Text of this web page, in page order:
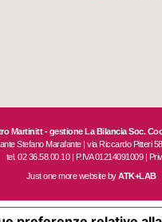
Martinitt - gestione La Bilancia Soc.
Stefano Marafante | via Riccardo Pitteri
tel. 02 36.58.00.10 | P.IVA 01214091009 |
Just one more website byATK+LAB